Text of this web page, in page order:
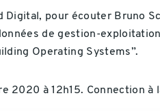
Digital, pour écouter Bruno
de gestion-
Operating Systems”.
2020 à 12h15. Connection